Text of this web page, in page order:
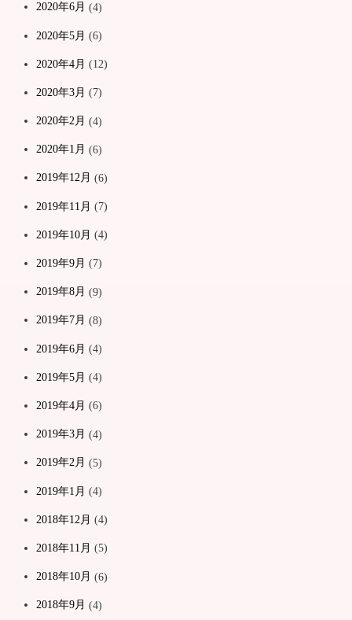
2020年6月 (4)
2020年5月 (6)
2020年4月 (12)
2020年3月 (7)
2020年2月 (4)
2020年1月 (6)
2019年12月 (6)
2019年11月 (7)
2019年10月 (4)
2019年9月 (7)
2019年8月 (9)
2019年7月 (8)
2019年6月 (4)
2019年5月 (4)
2019年4月 (6)
2019年3月 (4)
2019年2月 (5)
2019年1月 (4)
2018年12月 (4)
2018年11月 (5)
2018年10月 (6)
2018年9月 (4)